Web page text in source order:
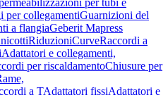
per tubi e
per collegamentiGuarnizioni del
a flangiaGeberit Mapress
RiduzioniCurveRaccordi a
Adattatori e collegamenti,
per riscaldamentoChiusure per
a TAdattatori fissiAdattatori e